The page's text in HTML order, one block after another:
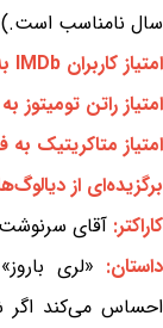
سال نامناسب است.)
امتیاز کاربران IMDb به فیلم:
امتیاز راتن تومیتوز
امتیاز متاکریتیک به
برگزیده‌ای از
کاراکتر: آقای سرنوشت
داستان: «لری
احساس می‌کند اگر